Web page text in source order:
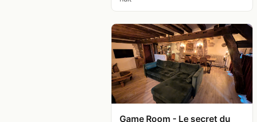
Game Room - Le secret du